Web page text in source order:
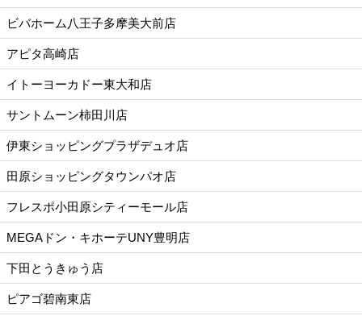
ビバホーム八王子多摩美大前店
アピタ高崎店
イトーヨーカドー東大和店
サントムーン柿田川店
伊東ショッピングプラザデュオ店
田原ショッピングタウンパオ店
フレスポ小田原シティーモール店
MEGAドン・キホーテUNY豊明店
下田とうきゅう店
ピアゴ碧南東店